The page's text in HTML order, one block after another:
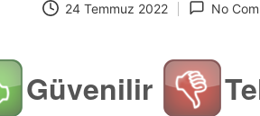
24 Temmuz 2022 No
Güvenilir